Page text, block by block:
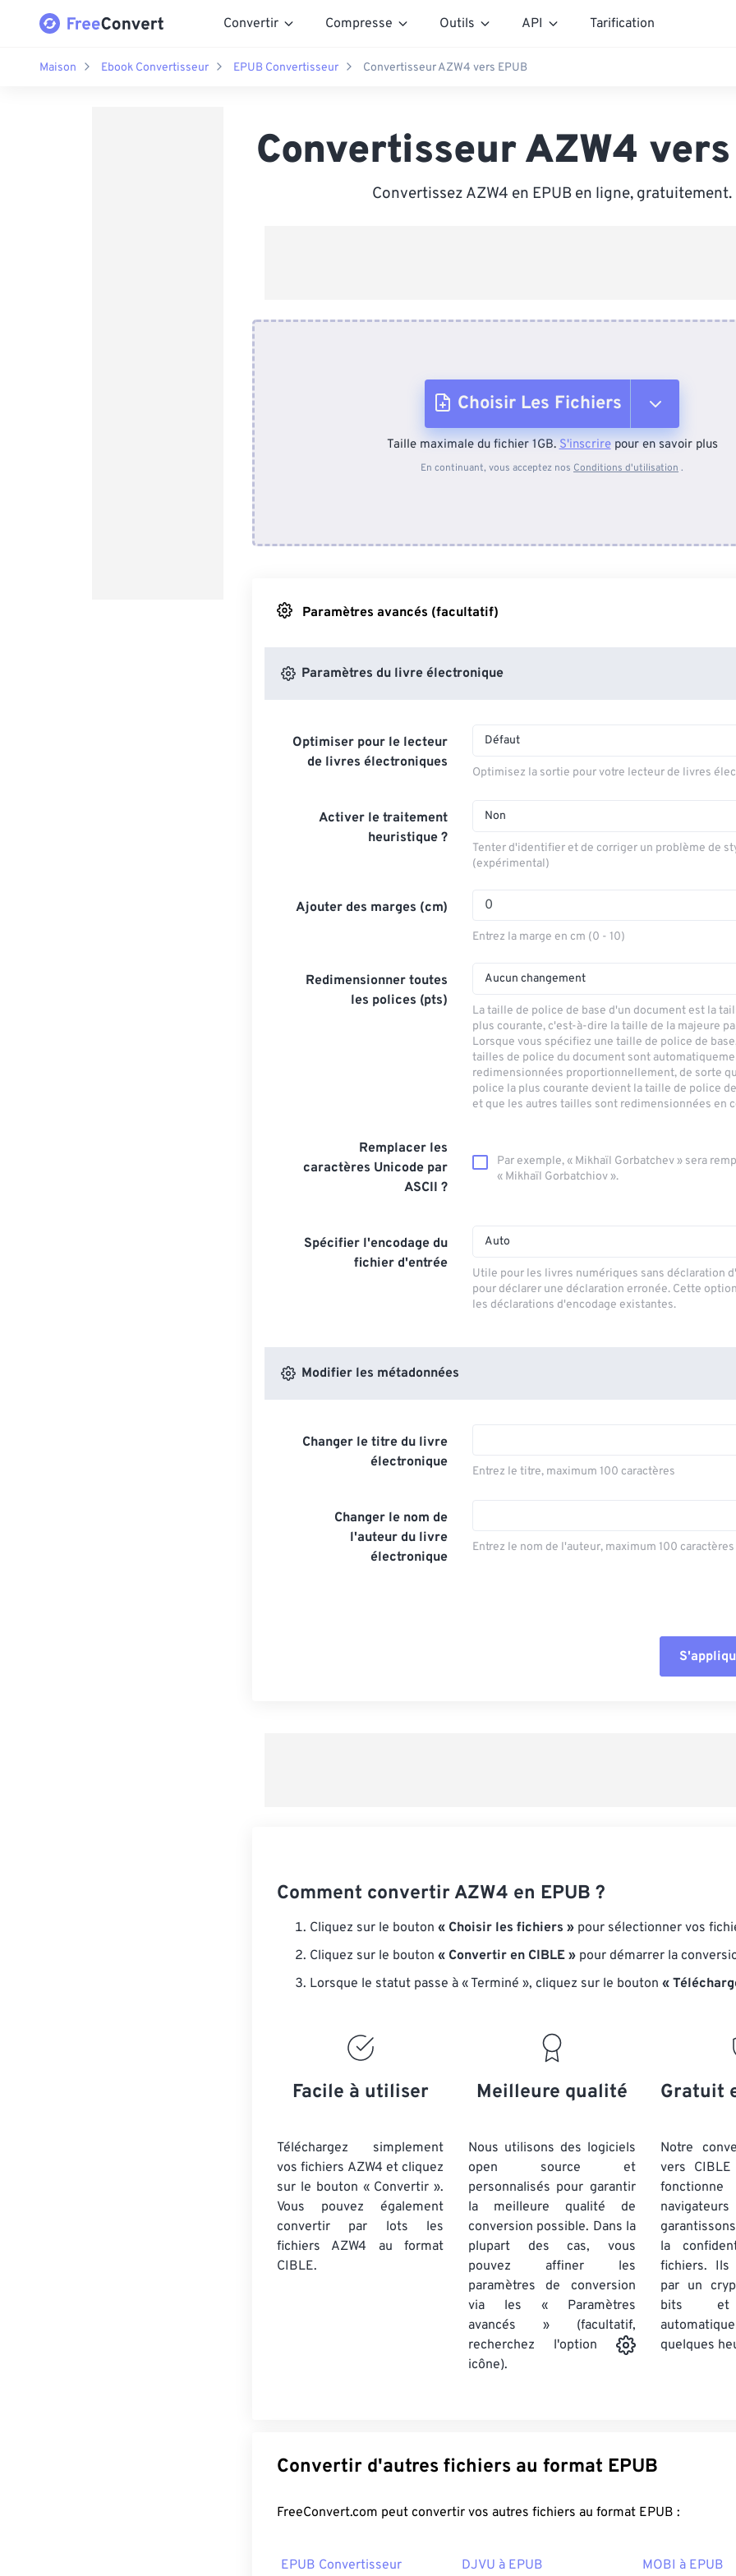
Convertir Compresse Outils API Tarification
Maison Ebook Convertisseur EPUB Convertisseur Convertisseur AZW4 vers EPUB
Convertisseur AZW4 vers
Convertissez AZW4 en EPUB en ligne, gratuitement.
Choisir Les Fichiers
Depuis l'appareil
Depuis l'URL
Taille maximale du fichier 1GB.S'inscrirepour en savoir plus
En continuant, vous acceptez nos Conditions d'utilisation .
Paramètres avancés (facultatif)
Paramètres du livre électronique
Optimiser pour le lecteur
de livres électroniques
Défaut
Optimisez la sortie pour votre lecteur de livres
Activer le traitement
heuristique ?
Non
Tenter d'identifier et de corriger un problème de
(expérimental)
Ajouter des marges (cm)
Entrez la marge en cm (0 - 10)
Redimensionner toutes
les polices (pts)
Aucun changement
La taille de police de base d'un document est la
plus courante, c'est-à-dire la taille de la majeure
Lorsque vous spécifiez une taille de police de
tailles de police du document sont
redimensionnées proportionnellement, de sorte
police la plus courante devient la taille de police
et que les autres tailles sont redimensionnées en
Remplacer les
caractères Unicode par
ASCII ?
Par exemple, « Mikhaïl Gorbatchev » sera
« Mikhaïl Gorbatchiov ».
Spécifier l'encodage du
fichier d'entrée
Auto
Utile pour les livres numériques sans déclaration
pour déclarer une déclaration erronée. Cette
les déclarations d'encodage existantes.
Modifier les métadonnées
Changer le titre du livre
électronique
Entrez le titre, maximum 100 caractères
Changer le nom de
l'auteur du livre
électronique
Entrez le nom de l'auteur, maximum 100 caractères
Comment convertir AZW4 en EPUB ?
Cliquez sur le bouton « Choisir les fichiers » pour sélectionner vos
Cliquez sur le bouton « Convertir en CIBLE » pour démarrer la
Lorsque le statut passe à « Terminé », cliquez sur le bouton «
Facile à utiliser
Téléchargez simplement
vos fichiers AZW4 et cliquez
sur le bouton « Convertir ».
Vous pouvez également
convertir par lots les
fichiers AZW4 au format
CIBLE.
Meilleure qualité
Nous utilisons des logiciels
open source et
personnalisés pour garantir
la meilleure qualité de
conversion possible. Dans la
plupart des cas, vous
pouvez affiner les
paramètres de conversion
via les « Paramètres
avancés » (facultatif,
recherchez l'option
icône).
Gratuit
Notre
vers
la
fichiers. Ils
par un
bits et
quelques
Convertir d'autres fichiers au format EPUB
FreeConvert.com peut convertir vos autres fichiers au format EPUB :
EPUB Convertisseur DJVU à EPUB MOBI à EPUB